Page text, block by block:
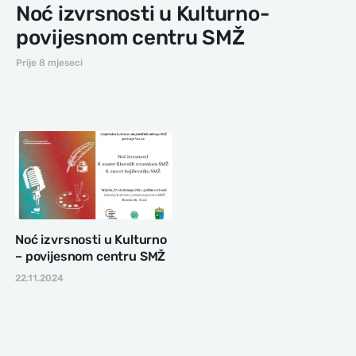
Noć izvrsnosti u Kulturno-
povijesnom centru SMŽ
Prije 8 mjeseci
Noć izvrsnosti u Kulturno
– povijesnom centru SMŽ
22.11.2024